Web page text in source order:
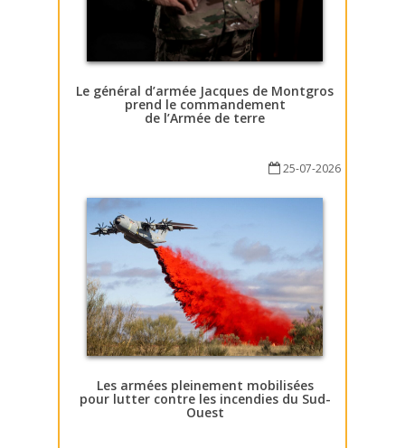
Le général d’armée Jacques de Montgros
prend le commandement
de l’Armée de terre
25-07-2026
Les armées pleinement mobilisées
pour lutter contre les incendies du Sud-
Ouest